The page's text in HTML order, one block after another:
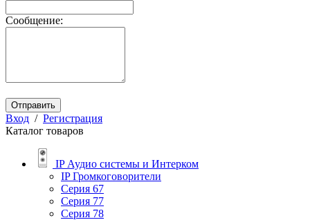
Сообщение:
Отправить
Вход / Регистрация
Каталог товаров
IP Аудио системы и Интерком
IP Громкоговорители
Серия 67
Серия 77
Серия 78